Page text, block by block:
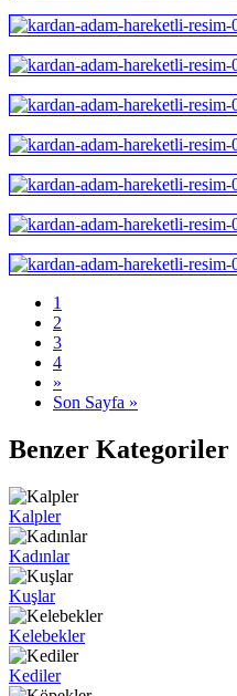
1
2
3
4
»
Son Sayfa »
Benzer Kategoriler
Kalpler
Kadınlar
Kuşlar
Kelebekler
Kediler